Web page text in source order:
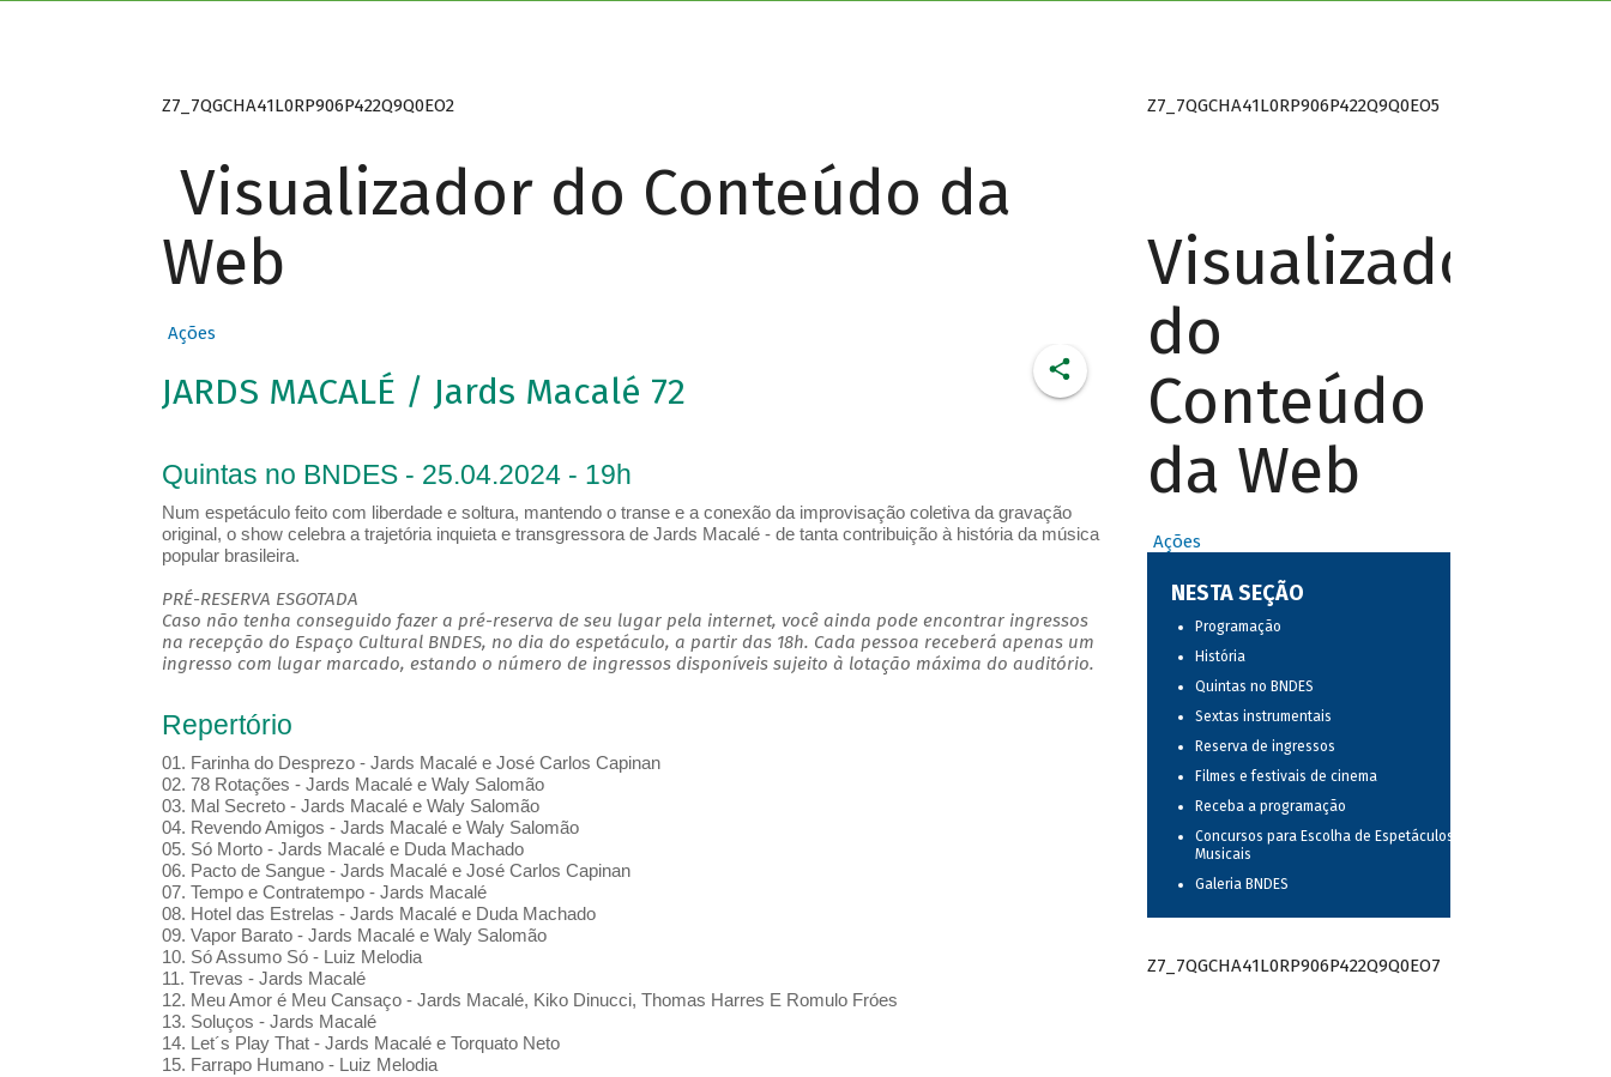
Z7_7QGCHA41L0RP906P422Q9Q0EO2
Visualizador do Conteúdo da
Web
Ações
JARDS MACALÉ / Jards Macalé 72
Quintas no BNDES - 25.04.2024 - 19h
Num espetáculo feito com liberdade e soltura, mantendo o transe e a conexão da improvisação coletiva da gravação
original, o show celebra a trajetória inquieta e transgressora de Jards Macalé - de tanta contribuição à história da música
popular brasileira.
PRÉ-RESERVA ESGOTADA
Caso não tenha conseguido fazer a pré-reserva de seu lugar pela internet, você ainda pode encontrar ingressos
na recepção do Espaço Cultural BNDES, no dia do espetáculo, a partir das 18h. Cada pessoa receberá apenas um
ingresso com lugar marcado, estando o número de ingressos disponíveis sujeito à lotação máxima do auditório.
Repertório
01. Farinha do Desprezo - Jards Macalé e José Carlos Capinan
02. 78 Rotações - Jards Macalé e Waly Salomão
03. Mal Secreto - Jards Macalé e Waly Salomão
04. Revendo Amigos - Jards Macalé e Waly Salomão
05. Só Morto - Jards Macalé e Duda Machado
06. Pacto de Sangue - Jards Macalé e José Carlos Capinan
07. Tempo e Contratempo - Jards Macalé
08. Hotel das Estrelas - Jards Macalé e Duda Machado
09. Vapor Barato - Jards Macalé e Waly Salomão
10. Só Assumo Só - Luiz Melodia
11. Trevas - Jards Macalé
12. Meu Amor é Meu Cansaço - Jards Macalé, Kiko Dinucci, Thomas Harres E Romulo Fróes
13. Soluços - Jards Macalé
14. Let´s Play That - Jards Macalé e Torquato Neto
15. Farrapo Humano - Luiz Melodia
Z7_7QGCHA41L0RP906P422Q9Q0EO5
Visualizador
do
Conteúdo
da Web
Ações
NESTA SEÇÃO
Programação
História
Quintas no BNDES
Sextas instrumentais
Reserva de ingressos
Filmes e festivais de cinema
Receba a programação
Concursos para Escolha de Espetáculos
Musicais
Galeria BNDES
Z7_7QGCHA41L0RP906P422Q9Q0EO7